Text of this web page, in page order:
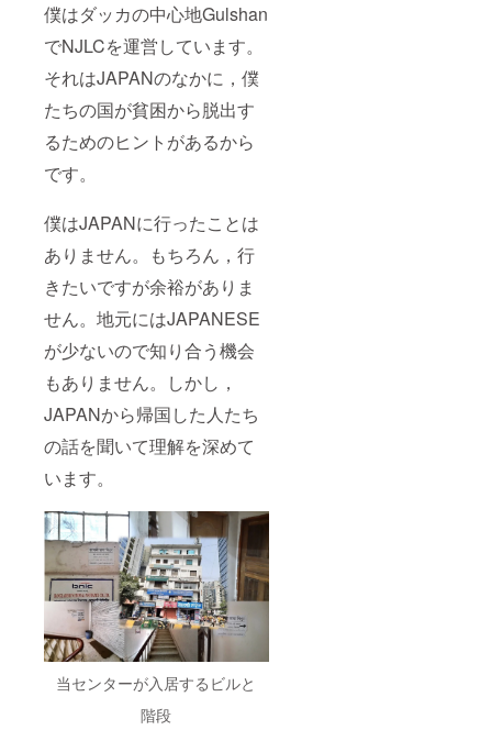
僕はダッカの中心地Gulshan
でNJLCを運営しています。
それはJAPANのなかに，僕
たちの国が貧困から脱出す
るためのヒントがあるから
です。
僕はJAPANに行ったことは
ありません。もちろん，行
きたいですが余裕がありま
せん。地元にはJAPANESE
が少ないので知り合う機会
もありません。しかし，
JAPANから帰国した人たち
の話を聞いて理解を深めて
います。
当センターが入居するビルと
階段